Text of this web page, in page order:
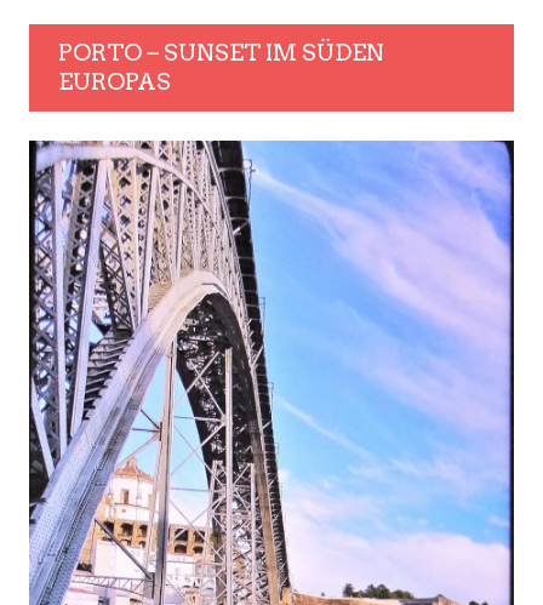
PORTO – SUNSET IM SÜDEN
EUROPAS